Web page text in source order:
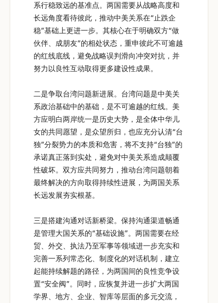
系行稳致远的基准点。两国需要从战略高度和
长远角度看待彼此，推动中美关系在“止跌企
稳”基础上更进一步。其核心在于明确双方“做
伙伴、成朋友”的相处状态，重申彼此不可逾越
的红线底线，避免战略误判滑向冲突对抗，并
努力以良性互动取得更多建设性成果。
二是争取台湾问题新进展。台湾问题是中美关
系政治基础中的基础，是不可逾越的红线。美
方应明白两岸统一是历史大势，是全体中华儿
女的共同愿望，是众望所归，也应充分认清“台
独”分裂势力的本质和危害，将不支持“台独”的
承诺真正落到实处，避免对中美关系造成颠覆
性破坏。双方应共同努力，推动台湾问题朝着
最终解决的方向取得持续性进展，为两国关系
长远发展夯实根基。
三是搭建沟通对话新桥梁。保持沟通渠道畅通
是管理大国关系的“基础设施”。两国需要在经
贸、外交、执法乃至军事等领域进一步充实和
完善一系列常态化、制度化的对话机制，建立
起能持续解题的路径，为两国间的良性竞争设
置“安全阀”。同时，应恢复并进一步扩大两国
学界、地方、企业、智库等层面的多元交流，